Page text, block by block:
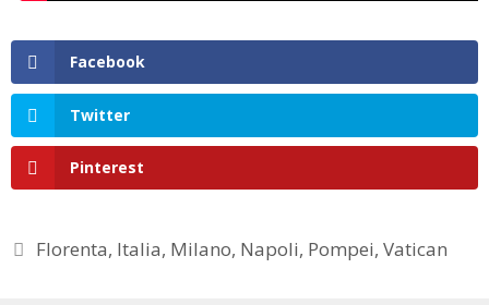
Facebook
Twitter
Pinterest
Etichete
Florenta, Italia, Milano, Napoli, Pompei,Vatican